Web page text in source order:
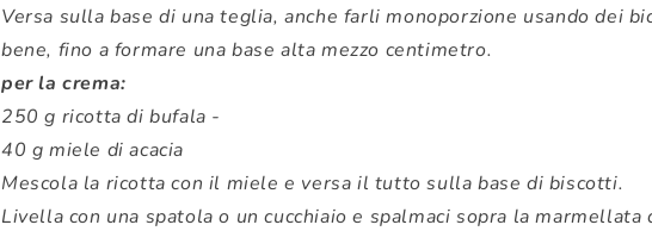
Versa sulla base di una teglia, anche farli monoporzione usando dei
bene, fino a formare una base alta mezzo centimetro.
per la crema:
250 g ricotta di bufala -
40 g miele di acacia
Mescola la ricotta con il miele e versa il tutto sulla base di biscotti.
Livella con una spatola o un cucchiaio e spalmaci sopra la marmellata